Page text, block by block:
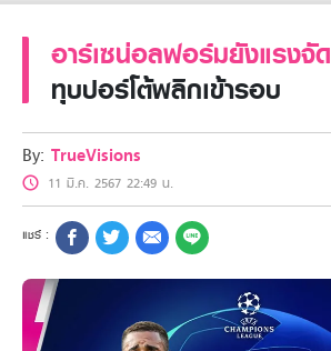
NOW Muay Thai
แพ็กเกจทรูวิชันส์นาวทั้งหมด
เคเบิลและจานดาวเทียม
สิทธิพิเศษ
สิทธิพิเศษลูกค้าทรูวิชั่นส์
Showtime
HoReCa
แพ็กเกจสำหรับผู้ประกอบการ
หาร้านร่วมรายการ
FAQs
อาร์เซน่อลฟอร์มยังแรงจัด
ทุบปอร์โต้พลิกเข้ารอบ
By: TrueVisions
11 มี.ค. 2567 22:49 น.